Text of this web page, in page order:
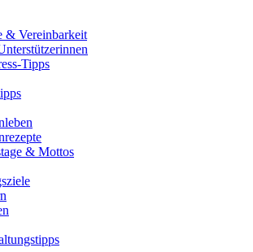
& Vereinbarkeit
Tipps
& Mottos